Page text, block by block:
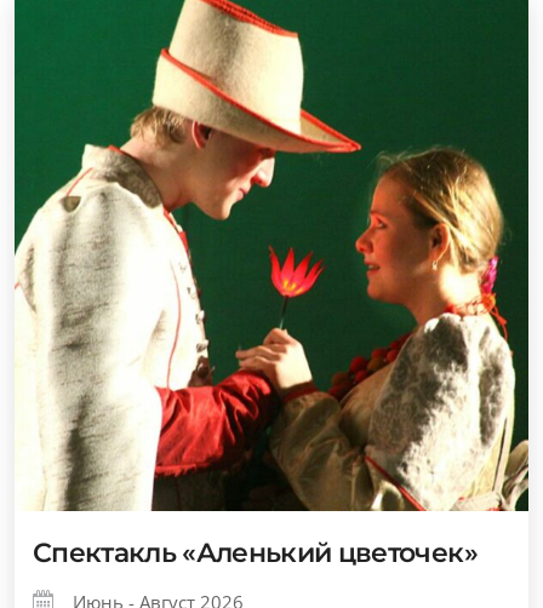
Спектакль «Аленький цветочек»
Июнь - Август 2026